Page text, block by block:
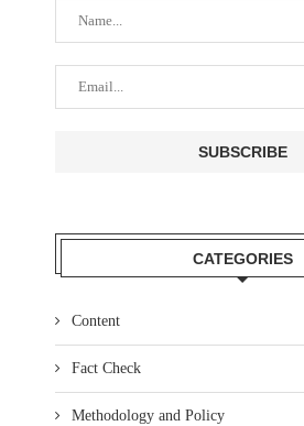
CATEGORIES
Content
Fact Check
Methodology and Policy